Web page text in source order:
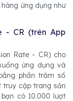
ứng dụng như
- CR (trên App
Rate - CR) cho
ứng dụng và
phần trăm số
truy cập trang sản
có 10.000 lượt